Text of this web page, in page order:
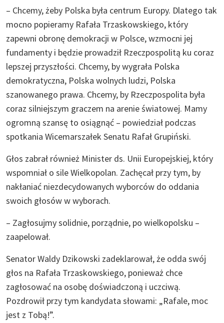
– Chcemy, żeby Polska była centrum Europy. Dlatego tak
mocno popieramy Rafała Trzaskowskiego, który
zapewni obronę demokracji w Polsce, wzmocni jej
fundamenty i będzie prowadził Rzeczpospolitą ku coraz
lepszej przyszłości. Chcemy, by wygrała Polska
demokratyczna, Polska wolnych ludzi, Polska
szanowanego prawa. Chcemy, by Rzeczpospolita była
coraz silniejszym graczem na arenie światowej. Mamy
ogromną szansę to osiągnąć – powiedział podczas
spotkania Wicemarszałek Senatu Rafał Grupiński.
Głos zabrał również Minister ds. Unii Europejskiej, który
wspomniał o sile Wielkopolan. Zachęcał przy tym, by
nakłaniać niezdecydowanych wyborców do oddania
swoich głosów w wyborach.
– Zagłosujmy solidnie, porządnie, po wielkopolsku –
zaapelował.
Senator Waldy Dzikowski zadeklarował, że odda swój
głos na Rafała Trzaskowskiego, ponieważ chce
zagłosować na osobę doświadczoną i uczciwą.
Pozdrowił przy tym kandydata słowami: „Rafale, moc
jest z Tobą!”.